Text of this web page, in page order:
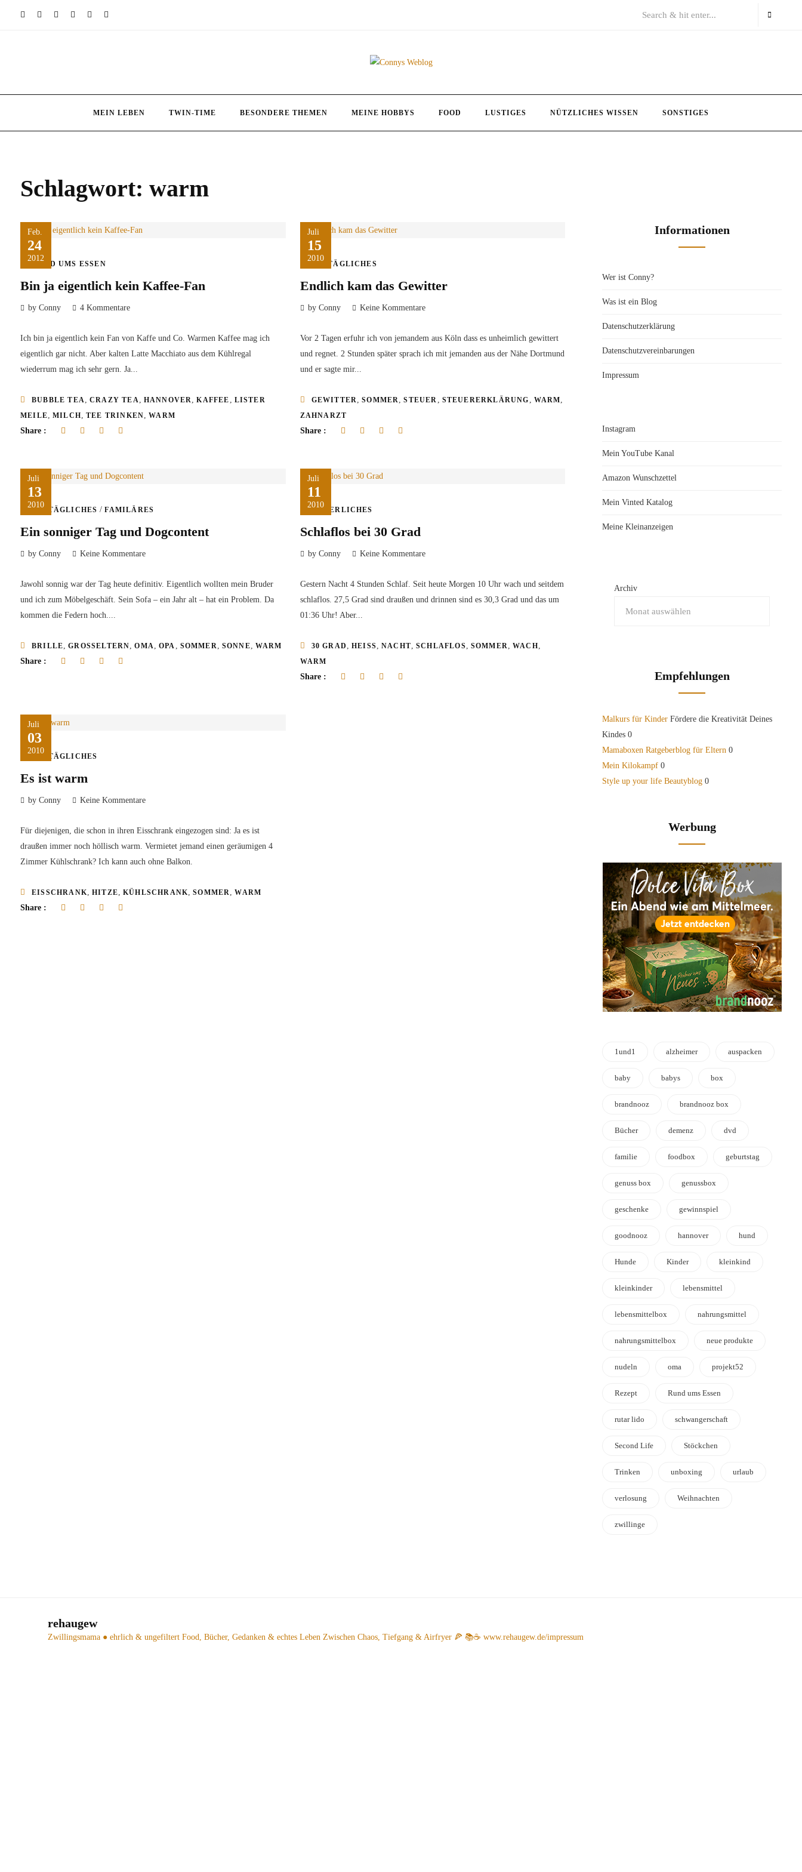
MEIN LEBEN TWIN-TIME BESONDERE THEMEN MEINE HOBBYS FOOD LUSTIGES NÜTZLICHES WISSEN SONSTIGES
Schlagwort: warm
Feb.
24
2012
RUND UMS ESSEN
Bin ja eigentlich kein Kaffee-Fan
by Conny 4 Kommentare
Ich bin ja eigentlich kein Fan von Kaffe und Co. Warmen Kaffee mag ich
eigentlich gar nicht. Aber kalten Latte Macchiato aus dem Kühlregal
wiederrum mag ich sehr gern. Ja...
BUBBLE TEA CRAZY TEA HANNOVER ,KAFFEE
LISTER
MEILE
MILCH TEE TRINKEN ,WARM
Share :
Juli
15
2010
ALLTÄGLICHES
Endlich kam das Gewitter
by Conny Keine Kommentare
Vor 2 Tagen erfuhr ich von jemandem aus Köln dass es unheimlich gewittert
und regnet. 2 Stunden später sprach ich mit jemanden aus der Nähe Dortmund
und er sagte mir...
GEWITTER ,SOMMER ,STEUER STEUERERKLÄRUNG WARM
ZAHNARZT
Share :
Juli
13
2010
ALLTÄGLICHES /FAMILÄRES
Ein sonniger Tag und Dogcontent
by Conny Keine Kommentare
Jawohl sonnig war der Tag heute definitiv. Eigentlich wollten mein Bruder
und ich zum Möbelgeschäft. Sein Sofa – ein Jahr alt – hat ein Problem. Da
kommen die Federn hoch....
BRILLE,GROSSELTERN ,OMA,OPA , SOMMER, SONNE, WARM
Share :
Juli
11
2010
ÄRGERLICHES
Schlaflos bei 30 Grad
by Conny Keine Kommentare
Gestern Nacht 4 Stunden Schlaf. Seit heute Morgen 10 Uhr wach und seitdem
schlaflos. 27,5 Grad sind draußen und drinnen sind es 30,3 Grad und das um
01:36 Uhr! Aber...
30 GRAD , HEISS , NACHT, SCHLAFLOS, SOMMER, WACH,
WARM
Share :
Juli
03
2010
ALLTÄGLICHES
Es ist warm
by Conny Keine Kommentare
Für diejenigen, die schon in ihren Eisschrank eingezogen sind: Ja es ist
draußen immer noch höllisch warm. Vermietet jemand einen geräumigen 4
Zimmer Kühlschrank? Ich kann auch ohne Balkon.
EISSCHRANK, HITZE, KÜHLSCHRANK,SOMMER,WARM
Share :
Informationen
Wer ist Conny?
Was ist ein Blog
Datenschutzerklärung
Datenschutzvereinbarungen
Impressum
Instagram
Mein YouTube Kanal
Amazon Wunschzettel
Mein Vinted Katalog
Meine Kleinanzeigen
Archiv
Empfehlungen
Malkurs für Kinder Fördere die Kreativität Deines
Kindes 0
Mamaboxen Ratgeberblog für Eltern 0
Mein Kilokampf 0
Style up your life Beautyblog 0
Werbung
1und1 alzheimer auspacken
baby babys box
brandnooz brandnooz box
Bücher demenz dvd
familie foodbox geburtstag
genuss box genussbox
geschenke gewinnspiel
goodnooz hannover hund
Hunde Kinder kleinkind
kleinkinder lebensmittel
lebensmittelbox nahrungsmittel
nahrungsmittelbox neue produkte
nudeln oma projekt52
Rezept Rund ums Essen
rutar lido schwangerschaft
Second Life Stöckchen
Trinken unboxing urlaub
verlosung Weihnachten
zwillinge
rehaugew
Zwillingsmama ● ehrlich & ungefiltert Food, Bücher, Gedanken & echtes Leben Zwischen Chaos, Tiefgang & Airfryer 🍕 📚☕️ www.rehaugew.de/impressum